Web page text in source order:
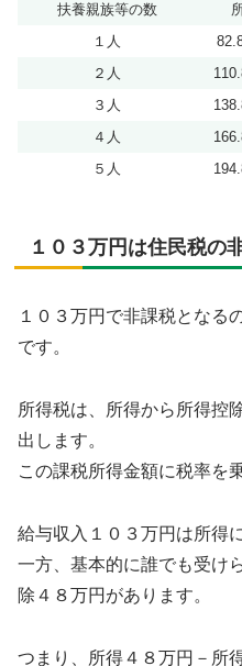
扶養親族等の数
１人
２人
３人
４人
５人
１０３万円は住民税の
１０３万円で非課税となる
です。
所得税は、所得から所得控
出します。
この課税所得金額に税率を
給与収入１０３万円は所得
一方、基本的に誰でも受け
除４８万円があります。
つまり、所得４８万円－所